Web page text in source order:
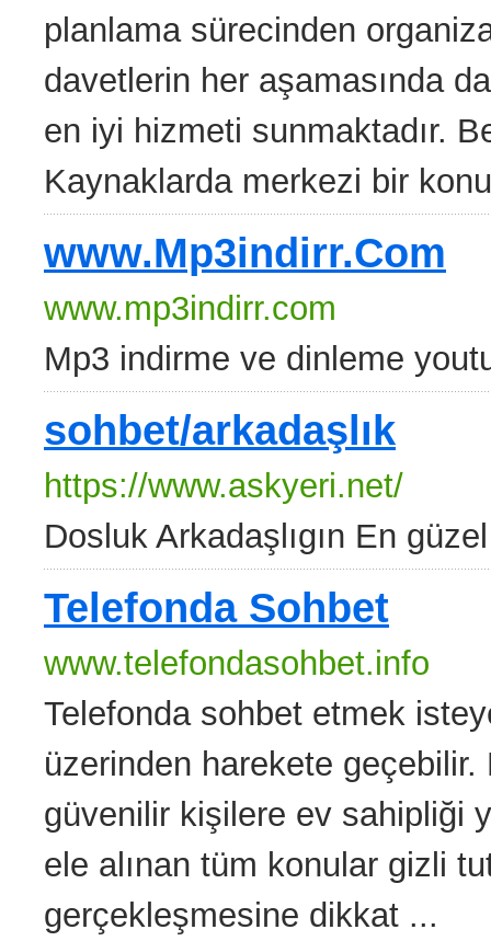
planlama sürecinden
davetlerin her aşamasında
en iyi hizmeti sunmaktadır.
Kaynaklarda merkezi bir
www.Mp3indirr.Com
www.mp3indirr.com
Mp3 indirme ve dinleme
sohbet/arkadaşlık
https://www.askyeri.net/
Dosluk Arkadaşlıgın En
Telefonda Sohbet
www.telefondasohbet.info
Telefonda sohbet etmek
üzerinden harekete geçebilir.
güvenilir kişilere ev sahipliği
ele alınan tüm konular gizli
gerçekleşmesine dikkat ...